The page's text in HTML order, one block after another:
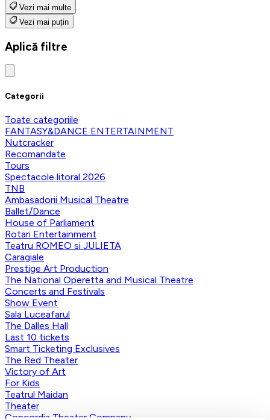
Vezi mai multe
Vezi mai puțin
Aplică filtre
Categorii
Toate categoriile
FANTASY&DANCE ENTERTAINMENT
Nutcracker
Recomandate
Tours
Spectacole litoral 2026
TNB
Ambasadorii Musical Theatre
Ballet/Dance
House of Parliament
Rotari Entertainment
Teatru ROMEO si JULIETA
Caragiale
Prestige Art Production
The National Operetta and Musical Theatre
Concerts and Festivals
Show Event
Sala Luceafarul
The Dalles Hall
Last 10 tickets
Smart Ticketing Exclusives
The Red Theater
Victory of Art
For Kids
Teatrul Maidan
Theater
Concordia Theater Company